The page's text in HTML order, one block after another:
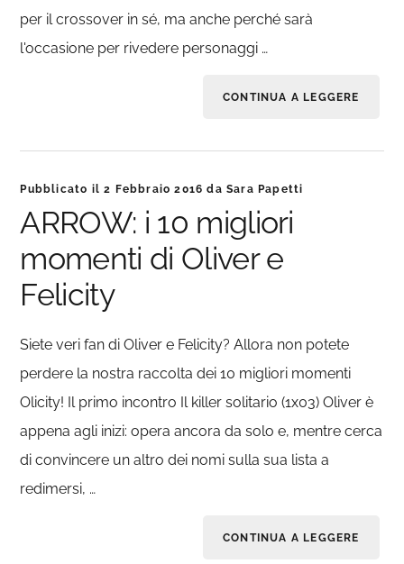
per il crossover in sé, ma anche perché sarà
l'occasione per rivedere personaggi …
CONTINUA A LEGGERE
Pubblicato il2 Febbraio 2016 daSara Papetti
ARROW: i 10 migliori
momenti di Oliver e
Felicity
Siete veri fan di Oliver e Felicity? Allora non potete
perdere la nostra raccolta dei 10 migliori momenti
Olicity! Il primo incontro Il killer solitario (1x03) Oliver è
appena agli inizi: opera ancora da solo e, mentre cerca
di convincere un altro dei nomi sulla sua lista a
redimersi, …
CONTINUA A LEGGERE